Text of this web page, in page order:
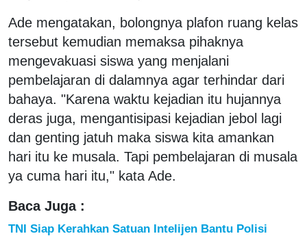
Ade mengatakan, bolongnya plafon ruang kelas
tersebut kemudian memaksa pihaknya
mengevakuasi siswa yang menjalani
pembelajaran di dalamnya agar terhindar dari
bahaya. "Karena waktu kejadian itu hujannya
deras juga, mengantisipasi kejadian jebol lagi
dan genting jatuh maka siswa kita amankan
hari itu ke musala. Tapi pembelajaran di musala
ya cuma hari itu," kata Ade.
Baca Juga :
TNI Siap Kerahkan Satuan Intelijen Bantu Polisi